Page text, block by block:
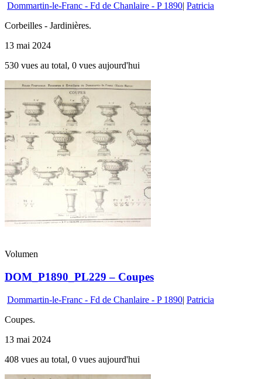
Dommartin-le-Franc - Fd de Chanlaire - P 1890| Patricia
Corbeilles - Jardinières.
13 mai 2024
530 vues au total, 0 vues aujourd'hui
Volumen
DOM_P1890_PL229 – Coupes
Dommartin-le-Franc - Fd de Chanlaire - P 1890| Patricia
Coupes.
13 mai 2024
408 vues au total, 0 vues aujourd'hui